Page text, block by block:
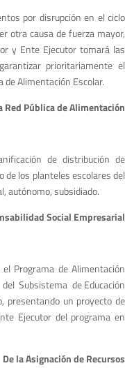
por disrupción en el ciclo
otra causa de fuerza mayor,
y Ente Ejecutor tomará las
prioritariamente el
Alimentación Escolar.
Red Pública de Alimentación
de distribución de
los planteles escolares del
autónomo, subsidiado.
Social Empresarial
Programa de Alimentación
Subsistema de Educación
presentando un proyecto de
Ejecutor del programa en
De la Asignación de Recursos